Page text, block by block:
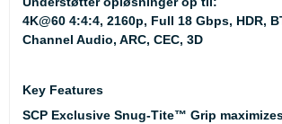
4K@60 4:4:4, 2160p, Full 18 Gbps, HDR,
Channel Audio, ARC, CEC, 3D
Key Features
SCP Exclusive Snug-Tite™ Grip